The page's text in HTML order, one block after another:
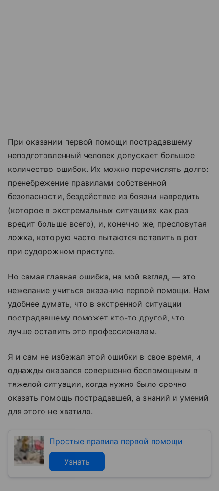
При оказании первой помощи пострадавшему
неподготовленный человек допускает большое
количество ошибок. Их можно перечислять долго:
пренебрежение правилами собственной
безопасности, бездействие из боязни навредить
(которое в экстремальных ситуациях как раз
вредит больше всего), и, конечно же, пресловутая
ложка, которую часто пытаются вставить в рот
при судорожном приступе.
Но самая главная ошибка, на мой взгляд, — это
нежелание учиться оказанию первой помощи. Нам
удобнее думать, что в экстренной ситуации
пострадавшему поможет кто-то другой, что
лучше оставить это профессионалам.
Я и сам не избежал этой ошибки в свое время, и
однажды оказался совершенно беспомощным в
тяжелой ситуации, когда нужно было срочно
оказать помощь пострадавшей, а знаний и умений
для этого не хватило.
Простые правила первой помощи
Узнать